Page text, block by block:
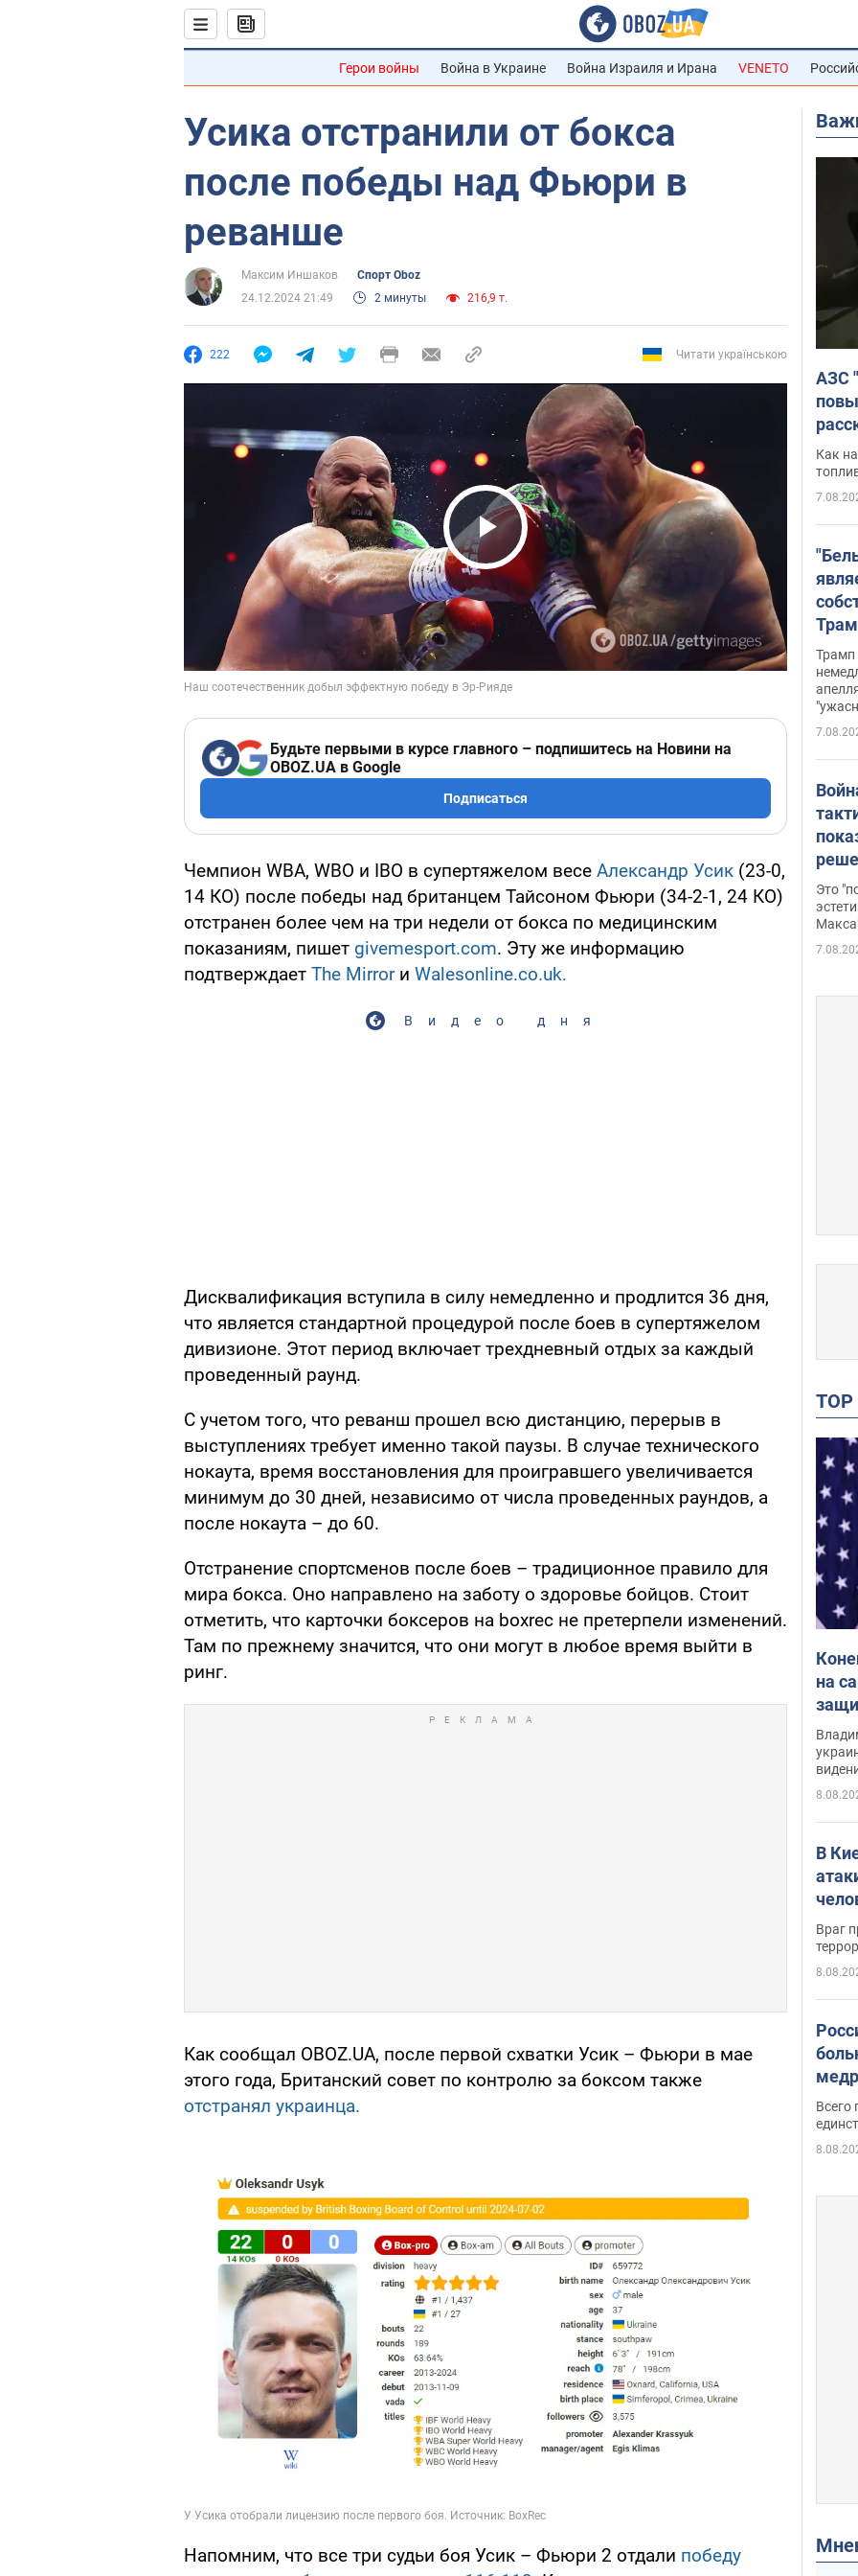
Герои войны Война в Украине Война Израиля и Ирана VENETO
Усика отстранили от бокса
после победы над Фьюри в
реванше
Максим Иншаков
Спорт Oboz
24.12.2024 21:49
2 минуты 216,9 т.
222 Читати українською
Play Video
Будьте первыми в курсе главного – подпишитесь на Новини на
OBOZ.UA в Google
Подписаться
Чемпион WBA, WBO и IBO в супертяжелом весе Александр Усик (23-0,
14 КО) после победы над британцем Тайсоном Фьюри (34-2-1, 24 КО)
отстранен более чем на три недели от бокса по медицинским
показаниям, пишет givemesport.com. Эту же информацию
подтверждает The Mirrorи Walesonline.co.uk.
Видео дня
Дисквалификация вступила в силу немедленно и продлится 36 дня,
что является стандартной процедурой после боев в супертяжелом
дивизионе. Этот период включает трехдневный отдых за каждый
проведенный раунд.
С учетом того, что реванш прошел всю дистанцию, перерыв в
выступлениях требует именно такой паузы. В случае технического
нокаута, время восстановления для проигравшего увеличивается
минимум до 30 дней, независимо от числа проведенных раундов, а
после нокаута – до 60.
Отстранение спортсменов после боев – традиционное правило для
мира бокса. Оно направлено на заботу о здоровье бойцов. Стоит
отметить, что карточки боксеров на boxrec не претерпели изменений.
Там по прежнему значится, что они могут в любое время выйти в
ринг.
Как сообщал OBOZ.UA, после первой схватки Усик – Фьюри в мае
этого года, Британский совет по контролю за боксом также
отстранял украинца.
Напомним, что все три судьи боя Усик – Фьюри 2 отдали победу
АЗС
Как
Трамп
Это
на
В
Враг
Всего